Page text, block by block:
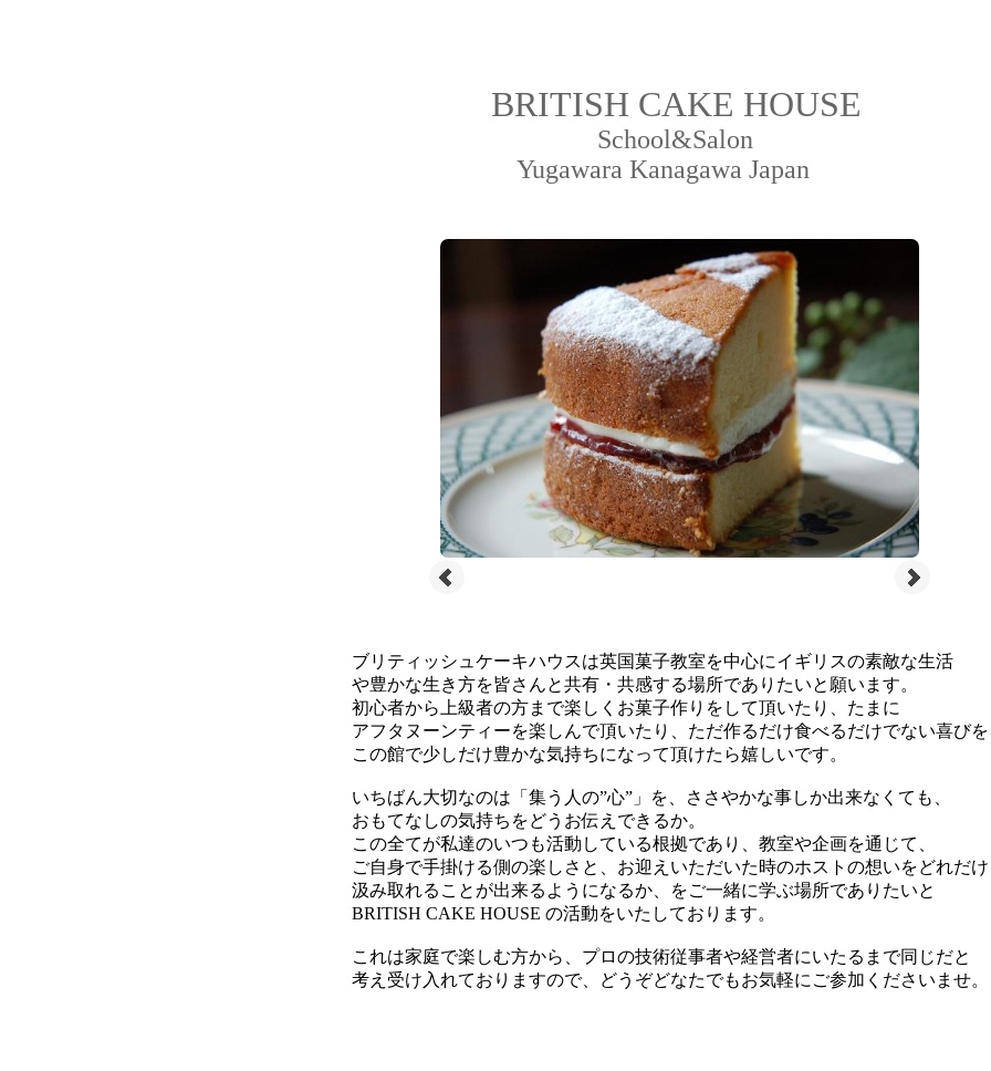
ブリティッシュケーキハウスは英国菓子教室を中心にイギリスの素敵な生活
や豊かな生き方を皆さんと共有・共感する場所でありたいと願います。
初心者から上級者の方まで楽しくお菓子作りをして頂いたり、たまに
アフタヌーンティーを楽しんで頂いたり、ただ作るだけ食べるだけでない喜びを
この館で少しだけ豊かな気持ちになって頂けたら嬉しいです。
いちばん大切なのは「集う人の”心”」を、ささやかな事しか出来なくても、
おもてなしの気持ちをどうお伝えできるか。
この全てが私達のいつも活動している根拠であり、教室や企画を通じて、
ご自身で手掛ける側の楽しさと、お迎えいただいた時のホストの想いをどれだけ
汲み取れることが出来るようになるか、をご一緒に学ぶ場所でありたいと
BRITISH CAKE HOUSE の活動をいたしております。
これは家庭で楽しむ方から、プロの技術従事者や経営者にいたるまで同じだと
考え受け入れておりますので、どうぞどなたでもお気軽にご参加くださいませ。
BRITISH CAKE HOUSE
School&Salon
Yugawara Kanagawa Japan